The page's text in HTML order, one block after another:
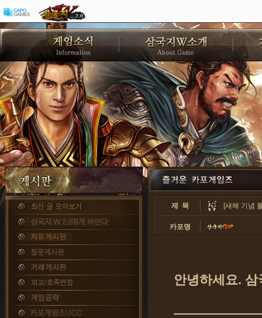
제 목 [새해 기념
카포명
안녕하세요. 삼